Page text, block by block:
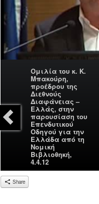
Ομιλία του κ. Κ.
Μπακούρη,
προέδρου της
Διεθνούς
Διαφάνειας –
Ελλάς, στην
παρουσίαση του
Επενδυτικού
Οδηγού για την
Ελλάδα από τη
Νομική
Βιβλιοθηκή,
4.4.12
Share